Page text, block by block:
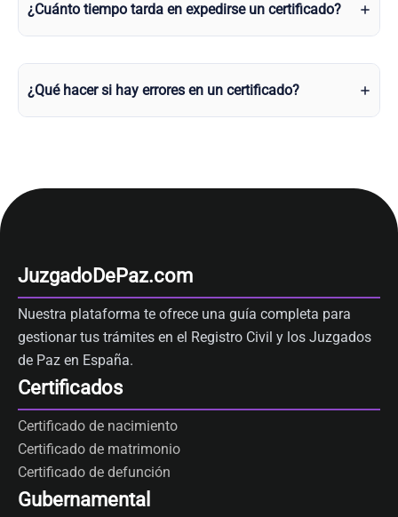
¿Cuánto tiempo tarda en expedirse un certificado?
¿Qué hacer si hay errores en un certificado?
JuzgadoDePaz.com
Nuestra plataforma te ofrece una guía completa para
gestionar tus trámites en el Registro Civil y los Juzgados
de Paz en España.
Certificados
Certificado de nacimiento
Certificado de matrimonio
Certificado de defunción
Gubernamental